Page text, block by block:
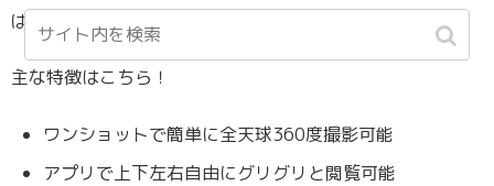
ばれるものです。
主な特徴はこちら！
ワンショットで簡単に全天球360度撮影可能
アプリで上下左右自由にグリグリと閲覧可能